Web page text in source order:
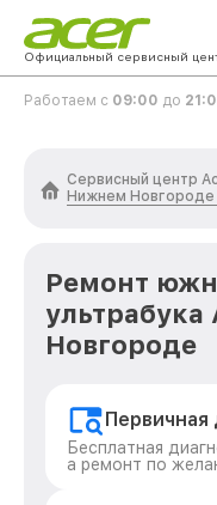
Официальный сервисный
Работаем с 09:00 до
Сервисный центр
Нижнем Новгороде
Ремонт
Новгороде
Первичная
Бесплатная
а ремонт по